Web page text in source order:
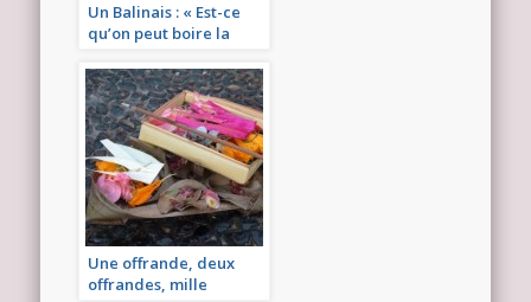
Un Balinais : « Est-ce
qu’on peut boire la
Une offrande, deux
offrandes, mille